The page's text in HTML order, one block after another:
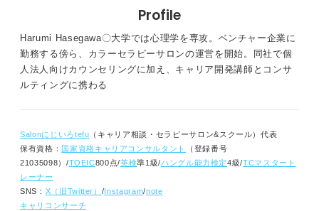
Profile
Harumi Hasegawa〇大学では心理学を専攻。ベンチャー企業に
勤務する傍ら、カラーセラピーサロンの運営を開始。同社で個
人法人向けカウンセリングに加え、キャリア開発講師とコンサ
ルティングに携わる
Salonにじいろtefu （キャリア相談・セラピーサロン&スクール）代表
保有資格： 国家資格キャリアコンサルタント
（登録番号
21035098）/TOEIC800点/英検準1級/ハングル能力検定4級/TCマスタート
レーナー
SNS： X（旧Twitter） / Instagram/note
キャリコンサーチ